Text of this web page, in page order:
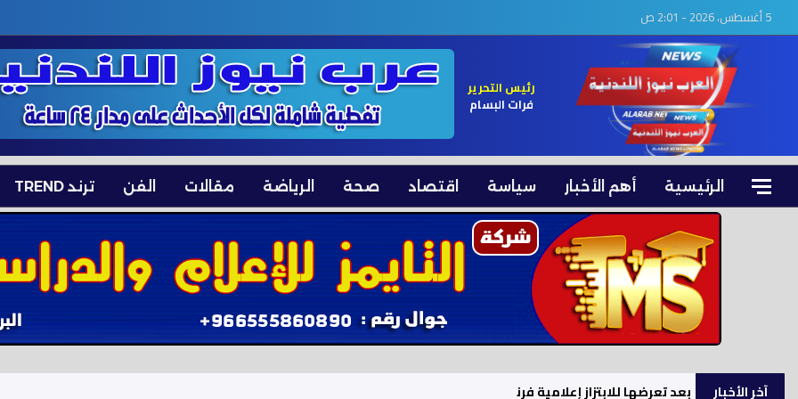
5 أغسطس، 2026 - 2:01 ص
رئيس التحرير
فرات البسام
الرئيسية أهم الأخبار سياسة اقتصاد صحة الرياضة مقالات الفن ترند TREND
آخر الأخبار بعد تعرضها للابتزاز إعلامية فرنسية تنشر مقاطعها الخاصة بنفسها